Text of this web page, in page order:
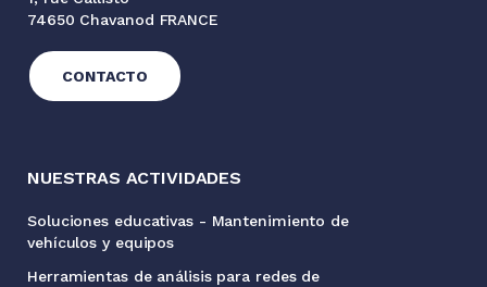
74650 Chavanod FRANCE
CONTACTO
NUESTRAS ACTIVIDADES
Soluciones educativas - Mantenimiento de
vehículos y equipos
Herramientas de análisis para redes de